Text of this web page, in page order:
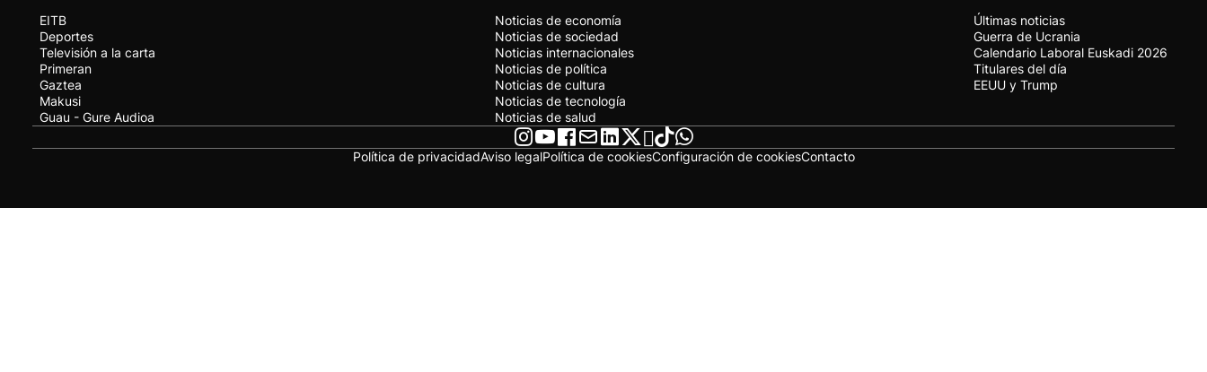
EITB
Deportes
Televisión a la carta
Primeran
Gaztea
Makusi
Guau - Gure Audioa
Noticias de economía
Noticias de sociedad
Noticias internacionales
Noticias de política
Noticias de cultura
Noticias de tecnología
Noticias de salud
Últimas noticias
Guerra de Ucrania
Calendario Laboral Euskadi 2026
Titulares del día
EEUU y Trump
Política de privacidadAviso legalPolítica de cookiesConfiguración de cookiesContacto